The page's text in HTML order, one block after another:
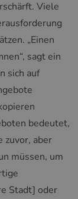
Viele
„Einen
sagt ein
sich auf
bedeutet,
zuvor, aber
müssen, um
Stadt] oder